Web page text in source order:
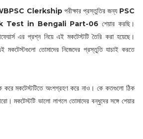
Clerkshipপরীক্ষার প্রস্তুতির জন্য PSC
Test in Bengali Part-06 শেয়ার করছি।
এর প্রশ্ন নিয়ে এই মকটেস্টটি তৈরি করা হয়েছে।
তোমাদের নিজেদের প্রস্তুতি যাচাই করতে
মকটেস্টটিতে অংশগ্রহণ করে নাও। কে কতগুলো ঠিক
মকটেস্টটি ভালো লাগলে তোমাদের বন্ধুদের সঙ্গে শেয়ার